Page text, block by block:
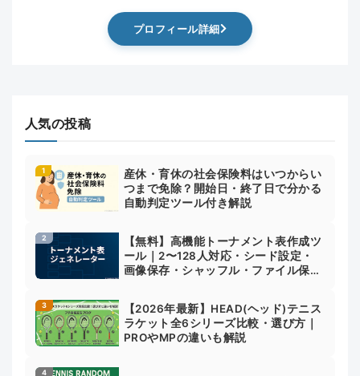
プロフィール詳細
人気の投稿
産休・育休の社会保険料はいつからい
つまで免除？開始日・終了日で分かる
自動判定ツール付き解説
【無料】高機能トーナメント表作成ツ
ール｜2〜128人対応・シード設定・
画像保存・シャッフル・ファイル保存
【2026年最新】HEAD(ヘッド)テニス
ラケット全6シリーズ比較・選び方｜
PROやMPの違いも解説